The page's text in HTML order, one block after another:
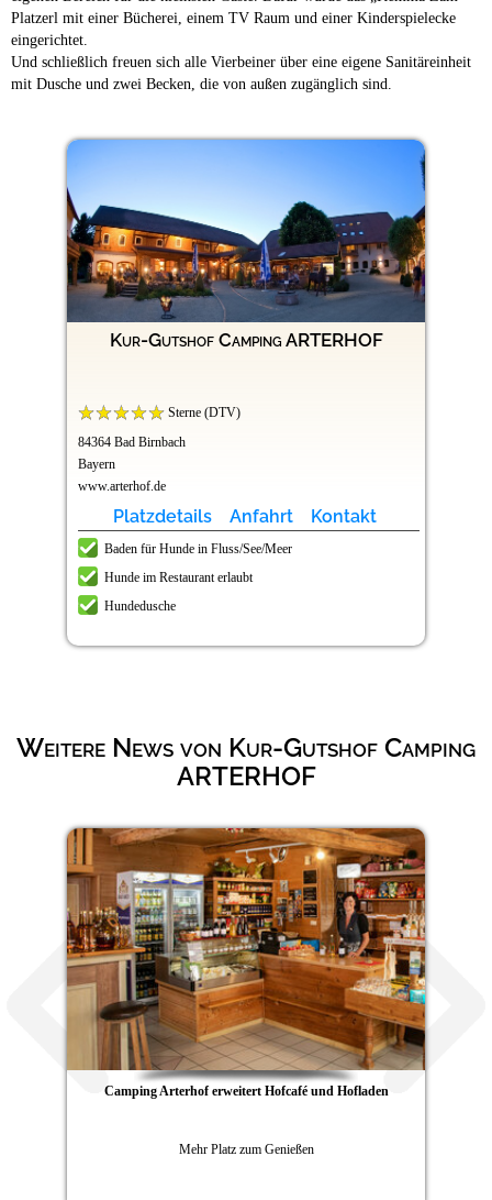
Platzerl mit einer Bücherei, einem TV Raum und einer Kinderspielecke
eingerichtet.
Und schließlich freuen sich alle Vierbeiner über eine eigene Sanitäreinheit
mit Dusche und zwei Becken, die von außen zugänglich sind.
Kur-Gutshof Camping ARTERHOF
Sterne (DTV)
84364 Bad Birnbach
Bayern
www.arterhof.de
Platzdetails Anfahrt Kontakt
Baden für Hunde in Fluss/See/Meer
Hunde im Restaurant erlaubt
Hundedusche
Weitere News von Kur-Gutshof Camping
ARTERHOF
und Hofladen